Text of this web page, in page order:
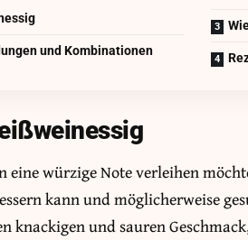
und Kombinationen
eine würzige Note verleihen
kann und möglicherweise
knackigen und sauren